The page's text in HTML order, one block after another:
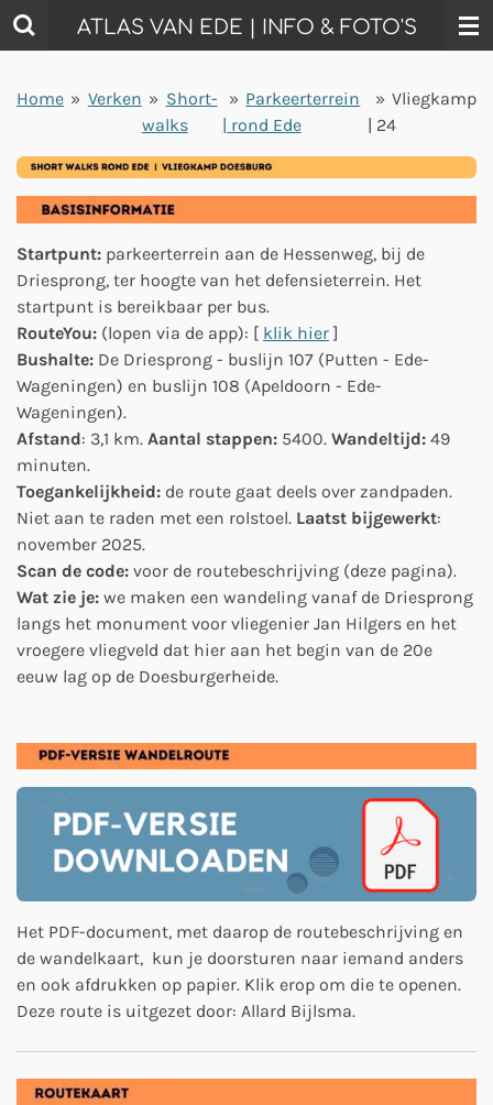
Ga
direct
de
ATLAS VAN EDE | INFO & FOTO'S
Home » Verken » Short-
walks
» Parkeerterrein
| rond Ede
» Vliegkamp
| 24
Startpunt: parkeerterrein aan de Hessenweg, bij de
Driesprong, ter hoogte van het defensieterrein. Het
startpunt is bereikbaar per bus.
RouteYou: (lopen via de app): [ klik hier]
Bushalte: De Driesprong - buslijn 107 (Putten - Ede-
Wageningen) en buslijn 108 (Apeldoorn - Ede-
Wageningen).
Afstand: 3,1 km. Aantal stappen: 5400. Wandeltijd: 49
minuten.
Toegankelijkheid: de route gaat deels over zandpaden.
Niet aan te raden met een rolstoel. Laatst bijgewerkt:
november 2025.
Scan de code: voor de routebeschrijving (deze pagina).
Wat zie je: we maken een wandeling vanaf de Driesprong
langs het monument voor vliegenier Jan Hilgers en het
vroegere vliegveld dat hier aan het begin van de 20e
eeuw lag op de Doesburgerheide.
Het PDF-document, met daarop de routebeschrijving en
de wandelkaart, kun je doorsturen naar iemand anders
en ook afdrukken op papier. Klik erop om die te openen.
Deze route is uitgezet door: Allard Bijlsma.